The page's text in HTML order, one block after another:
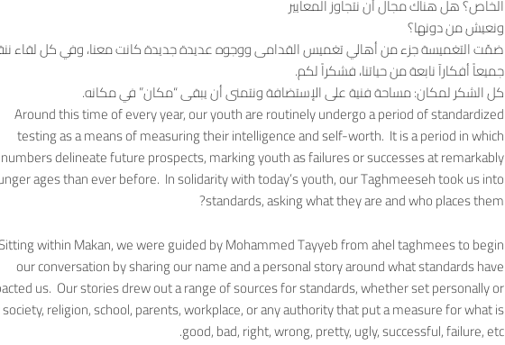
الخاص؟ هل هناك مجال أن نتجاوز المعايير
ونعيش من دونها؟
ضمّت التغميسة جزء من أهالي تغميس القدامى ووجوه عديدة جديدة كانت معنا، وفي كل لقاء
جميعاً أفكارآ نابعة من حياتنا، فشكراً لكم.
كل الشكر لمكان: مساحة فنية على الإستضافة ونتمنى أن يبقى “مكان” في مكانه.
Around this time of every year, our youth are routinely undergo a period of standardized
testing as a means of measuring their intelligence and self-worth. It is a period in which
numbers delineate future prospects, marking youth as failures or successes at remarkably
ages than ever before. In solidarity with today’s youth, our Taghmeeseh took us into
standards, asking what they are and who places them?
within Makan, we were guided by Mohammed Tayyeb from ahel taghmees to begin
our conversation by sharing our name and a personal story around what standards have
us. Our stories drew out a range of sources for standards, whether set personally or
religion, school, parents, workplace, or any authority that put a measure for what is
good, bad, right, wrong, pretty, ugly, successful, failure, etc.